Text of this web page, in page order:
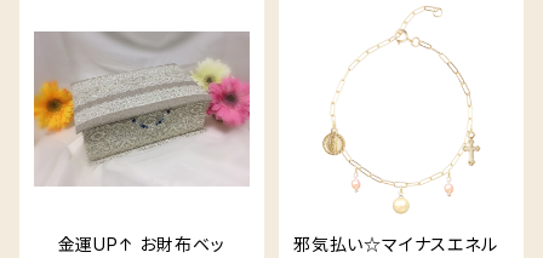
金運UP↑ お財布ベッ
邪気払い☆マイナスエネル